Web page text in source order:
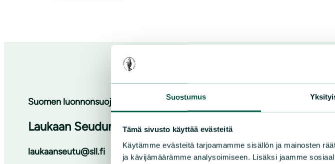
Suostumus
Tämä sivusto käyttää evästeitä
Käytämme evästeitä tarjoamamme sisällön ja mainosten
ja kävijämäärämme analysoimiseen. Lisäksi jaamme
Suomen luonnonsuojeluliiton Keski-Suomen piiri
Laukaan Seudun Luonto ry
laukaanseutu@sll.fi